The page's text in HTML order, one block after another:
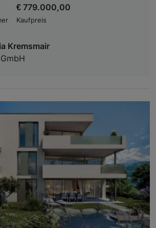
€ 779.000,00
Kaufpreis
Kremsmair